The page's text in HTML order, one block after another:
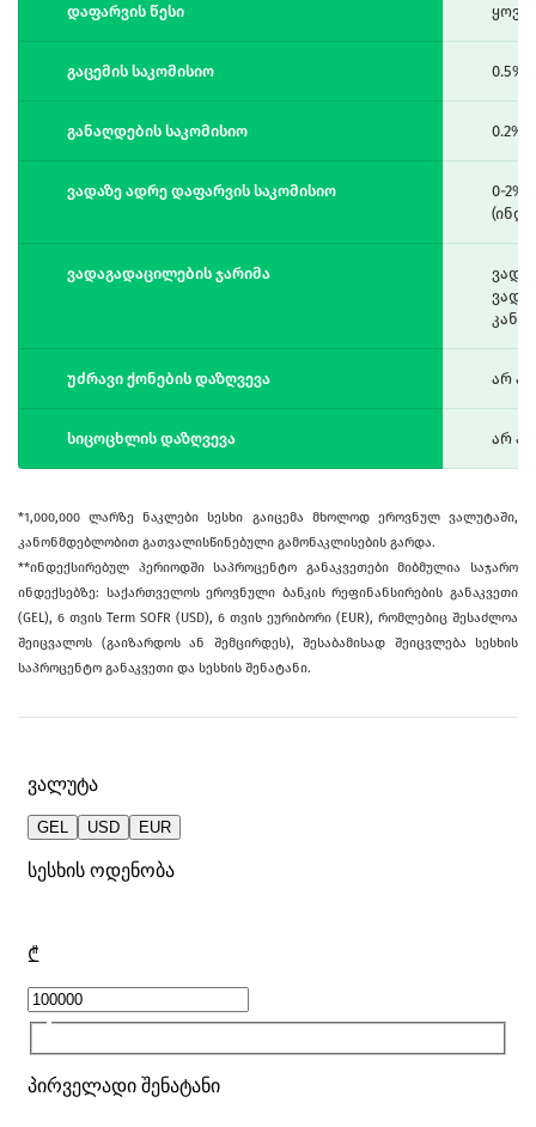
დაფარვის წესი
გაცემის საკომისიო
განაღდების საკომისიო 0.2%
ვადაზე ადრე დაფარვის საკომისიო
0-2%
ვადაგადაცილების ჯარიმა
უძრავი ქონების დაზღვევა არ
სიცოცხლის დაზღვევა არ
*1,000,000 ლარზე ნაკლები სესხი გაიცემა მხოლოდ ეროვნულ ვალუტაში,
კანონმდებლობით გათვალისწინებული გამონაკლისების გარდა.
**ინდექსირებულ პერიოდში საპროცენტო განაკვეთები მიბმულია საჯარო
ინდექსებზე: საქართველოს ეროვნული ბანკის რეფინანსირების განაკვეთი
(GEL), 6 თვის Term SOFR (USD), 6 თვის ეურიბორი (EUR), რომლებიც შესაძლოა
შეიცვალოს (გაიზარდოს ან შემცირდეს), შესაბამისად შეიცვლება სესხის
საპროცენტო განაკვეთი და სესხის შენატანი.